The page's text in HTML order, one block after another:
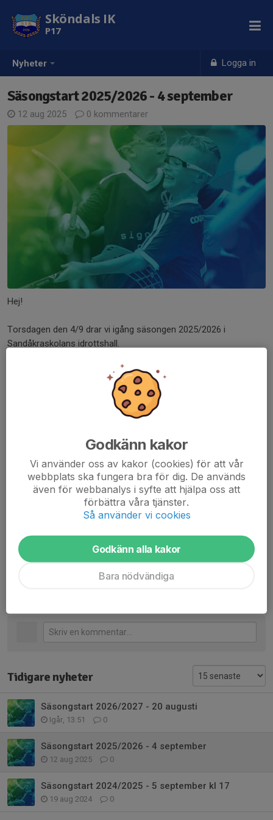
Nyheter Logga in
Sköndals IK
P17
Säsongstart 2025/2026 - 4 september
12 aug 2025 0 kommentarer
Hej!
Torsdagen den 4/9 drar vi igång säsongen 2025/2026 i
Sandåkraskolans idrottshall.
Vi utökar till två tider på torsdagar,17:00–18:00
, vilket gör att vi kan ta in fler spelare från innebandyskolan
och vår kö. Målet är att bli runt28 spelare
Laget delas in i två grupper med varsin tid, och vi återkommer
hjälpa till kontakta en tränare eller kansliet.
Dela nyhet
Tidigare nyheter
Säsongstart 2026/2027 - 20 augusti
Igår, 13:51 0
Säsongstart 2025/2026 - 4 september
12 aug 2025 0
Säsongstart 2024/2025 - 5 september kl 17
19 aug 2024 0
Godkänn kakor
Vi använder oss av kakor (cookies) för att vår
webbplats ska fungera bra för dig. De används
även för webbanalys i syfte att hjälpa oss att
förbättra våra tjänster.
Så använder vi cookies
Godkänn alla kakor
Bara nödvändiga